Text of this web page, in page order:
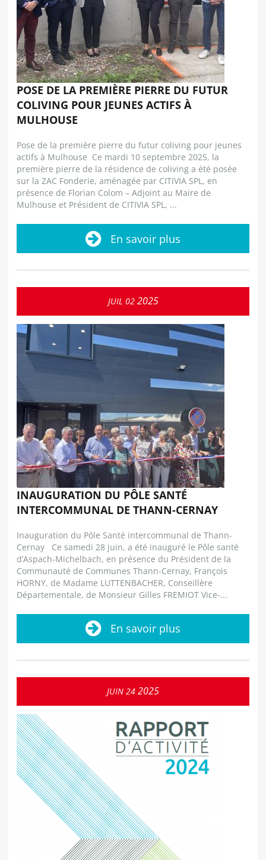
POSE DE LA PREMIÈRE PIERRE DU FUTUR
COLIVING POUR JEUNES ACTIFS À
MULHOUSE
Pose de la première pierre du futur coliving pour jeunes
actifs à Mulhouse Ce mardi 10 septembre 2025, la
première pierre de la résidence de coliving a été posée
sur la ZAC Fonderie, aménagée par CITIVIA SPL, en
présence de Florian Colom – Adjoint au Maire de
Mulhouse et Président de CITIVIA SPL, ...
En savoir plus
JUIL 02 2025
INAUGURATION DU PÔLE SANTÉ
INTERCOMMUNAL DE THANN-CERNAY
Inauguration du Pôle Santé intercommunal de Thann-
Cernay Ce samedi 28 juin, a été inauguré le Pôle santé
d’Aspach-Michelbach, en présence du Président de la
Communauté de Communes Thann-Cernay, François
HORNY, de Madame LUTTENBACHER, Conseillère
Départementale, de Monsieur Gilles FREMIOT Vice-...
En savoir plus
JUIN 24 2025